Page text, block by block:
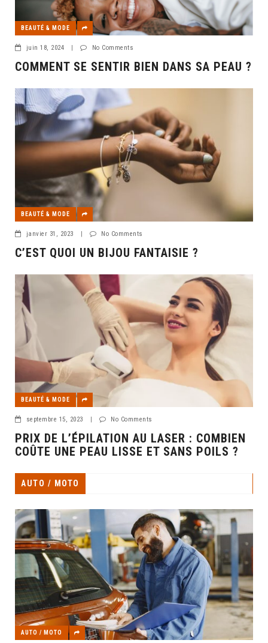
BEAUTÉ & MODE
juin 18, 2024 No Comments
COMMENT SE SENTIR BIEN DANS SA PEAU ?
BEAUTÉ & MODE
janvier 31, 2023 | No Comments
C’EST QUOI UN BIJOU FANTAISIE ?
BEAUTÉ & MODE
septembre 15, 2023 | No Comments
PRIX DE L’ÉPILATION AU LASER : COMBIEN
COÛTE UNE PEAU LISSE ET SANS POILS ?
AUTO / MOTO
AUTO / MOTO